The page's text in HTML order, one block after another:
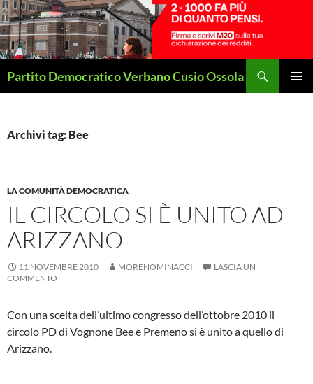
Vai
al
contenuto
Partito Democratico Verbano Cusio Ossola
Archivi tag: Bee
LA COMUNITÀ DEMOCRATICA
IL CIRCOLO SI È UNITO AD
ARIZZANO
11 NOVEMBRE 2010 MORENOMINACCI
LASCIA UN
COMMENTO
Con una scelta dell’ultimo congresso dell’ottobre 2010 il
circolo PD di Vognone Bee e Premeno si è unito a quello di
Arizzano.